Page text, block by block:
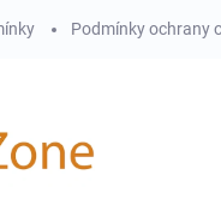
Podmínky ochrany